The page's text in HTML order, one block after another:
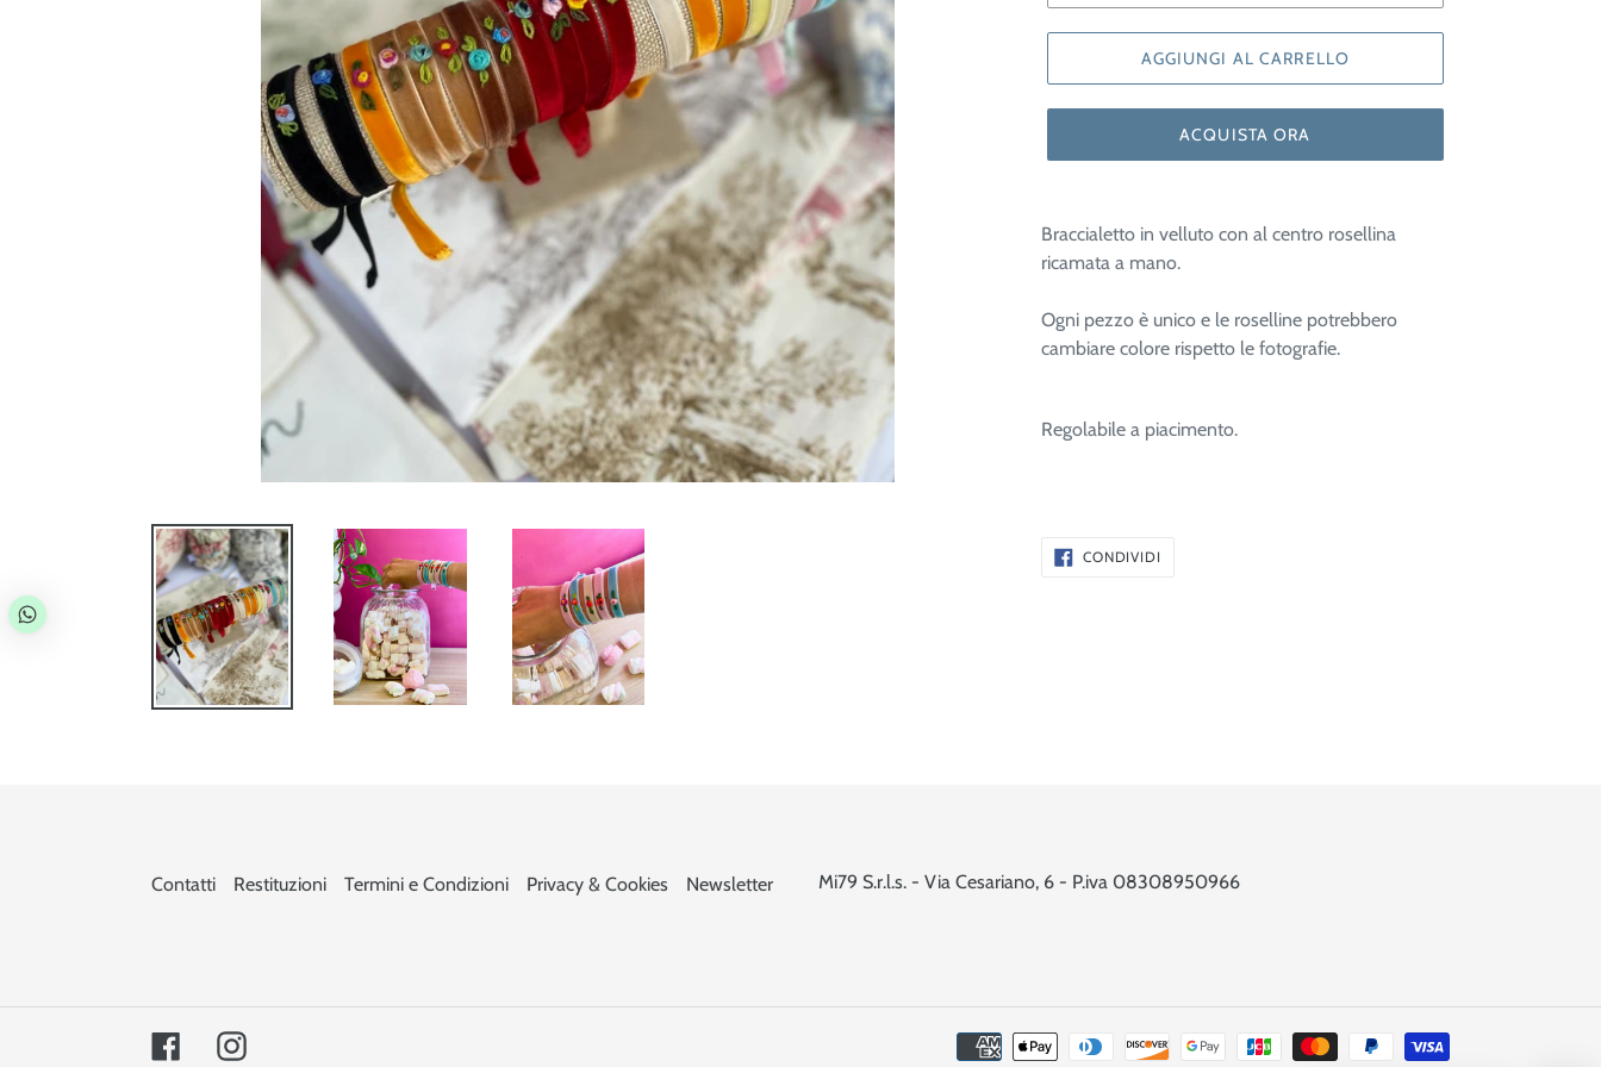
AGGIUNGI AL CARRELLO
ACQUISTA ORA
Braccialetto in velluto con al centro rosellina
ricamata a mano.
Ogni pezzo è unico e le roselline potrebbero
cambiare colore rispetto le fotografie.
Regolabile a piacimento.
CONDIVIDI
Contatti Restituzioni Termini e Condizioni Privacy & Cookies Newsletter Mi79 S.r.l.s. - Via Cesariano, 6 - P.iva 08308950966
FacebookInstagram
Metodi